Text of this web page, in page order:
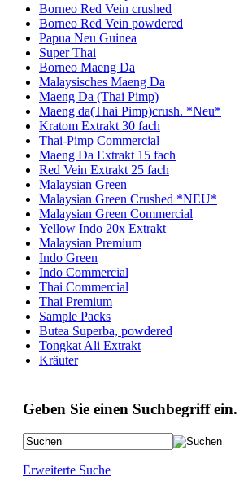
Borneo Red Vein crushed
Borneo Red Vein powdered
Papua Neu Guinea
Super Thai
Borneo Maeng Da
Malaysisches Maeng Da
Maeng Da (Thai Pimp)
Maeng da(Thai Pimp)crush. *Neu*
Kratom Extrakt 30 fach
Thai-Pimp Commercial
Maeng Da Extrakt 15 fach
Red Vein Extrakt 25 fach
Malaysian Green
Malaysian Green Crushed *NEU*
Malaysian Green Commercial
Yellow Indo 20x Extrakt
Malaysian Premium
Indo Green
Indo Commercial
Thai Commercial
Thai Premium
Sample Packs
Butea Superba, powdered
Tongkat Ali Extrakt
Kräuter
Geben Sie einen Suchbegriff ein.
Erweiterte Suche